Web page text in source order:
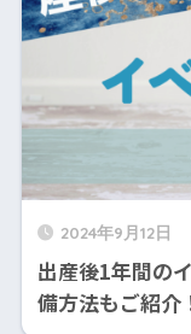
2024年9月12日
出産後1年間の
備方法もご紹介